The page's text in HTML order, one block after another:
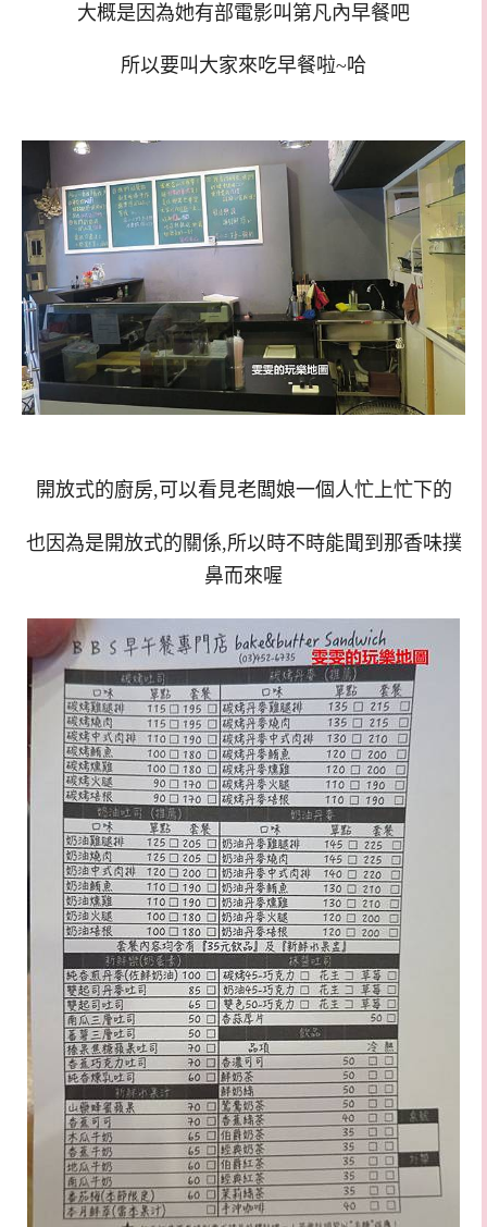
大概是因為她有部電影叫第凡內早餐吧
所以要叫大家來吃早餐啦~哈
開放式的廚房,可以看見老闆娘一個人忙上忙下的
也因為是開放式的關係,所以時不時能聞到那香味撲
鼻而來喔